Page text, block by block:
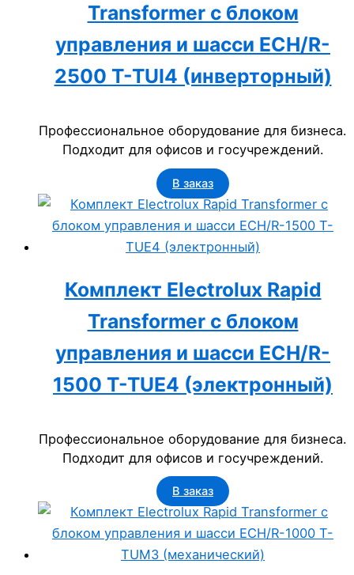
Transformer с блоком
управления и шасси ECH/R-
2500 T-TUI4 (инверторный)
Профессиональное оборудование для бизнеса.
Подходит для офисов и госучреждений.
В заказ
Комплект Electrolux Rapid
Transformer с блоком
управления и шасси ECH/R-
1500 T-TUE4 (электронный)
Профессиональное оборудование для бизнеса.
Подходит для офисов и госучреждений.
В заказ